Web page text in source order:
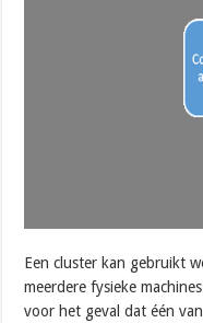
Een cluster kan gebruikt
meerdere fysieke
voor het geval dat één